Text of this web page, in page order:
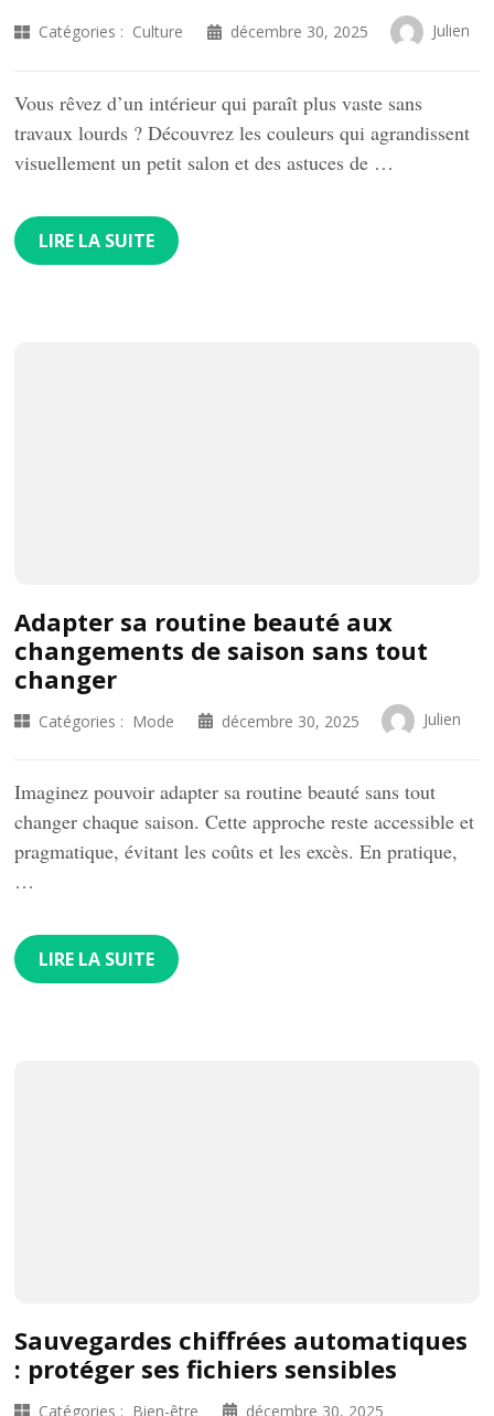
Catégories : Culture décembre 30, 2025 Julien
Vous rêvez d’un intérieur qui paraît plus vaste sans
travaux lourds ? Découvrez les couleurs qui agrandissent
visuellement un petit salon et des astuces de …
LIRE LA SUITE
Adapter sa routine beauté aux
changements de saison sans tout
changer
Catégories : Mode décembre 30, 2025 Julien
Imaginez pouvoir adapter sa routine beauté sans tout
changer chaque saison. Cette approche reste accessible et
pragmatique, évitant les coûts et les excès. En pratique,
…
LIRE LA SUITE
Sauvegardes chiffrées automatiques
: protéger ses fichiers sensibles
Catégories : Bien-être décembre 30, 2025